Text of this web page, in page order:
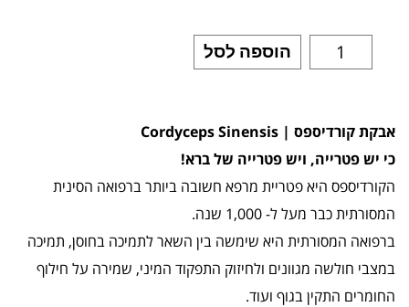
הוספה לסל
אבקת קורדיספס | Cordyceps Sinensis
כי יש פטרייה, ויש פטרייה של ברא!
הקורדיספס היא פטריית מרפא חשובה ביותר ברפואה הסינית
המסורתית כבר מעל ל- 1,000 שנה.
ברפואה המסורתית היא שימשה בין השאר לתמיכה בחוסן, תמיכה
במצבי חולשה מגוונים ולחיזוק התפקוד המיני, שמירה על חילוף
החומרים התקין בגוף ועוד.